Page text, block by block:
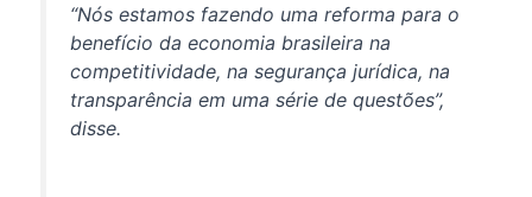
“Nós estamos fazendo uma reforma para o
benefício da economia brasileira na
competitividade, na segurança jurídica, na
transparência em uma série de questões”,
disse.